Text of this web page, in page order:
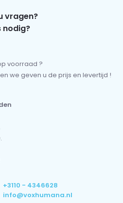
vragen?
nodig?
voorraad ?
we geven u de prijs en levertijd !
+3110 - 4346628
info@voxhumana.nl